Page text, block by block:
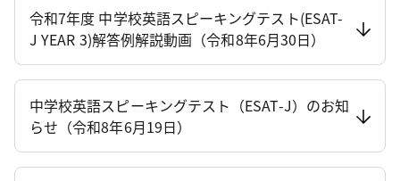
令和7年度 中学校英語スピーキングテスト(ESAT-
J YEAR 3)解答例解説動画（令和8年6月30日）
中学校英語スピーキングテスト（ESAT-J）のお知
らせ（令和8年6月19日）